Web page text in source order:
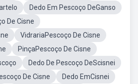
Dedo Em Pescoço DeGanso
De Cisne
VidrariaPescoço De Cisne
PinçaPescoço De Cisne
Dedo De Pescoço DeScisnei
De Cisne
Dedo EmCisnei